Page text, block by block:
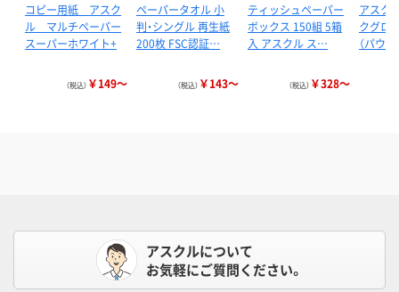
コピー用紙 アスク
ル マルチペーパー
スーパーホワイト+
（税込） ￥149～
ペーパータオル 小
判・シングル 再生紙
200枚 FSC認証…
（税込） ￥143～
ティッシュペーパー
ボックス 150組 5箱
入 アスクル ス…
（税込） ￥328～
アスク
クグロ
（パウ
アスクルについて
お気軽にご質問ください。